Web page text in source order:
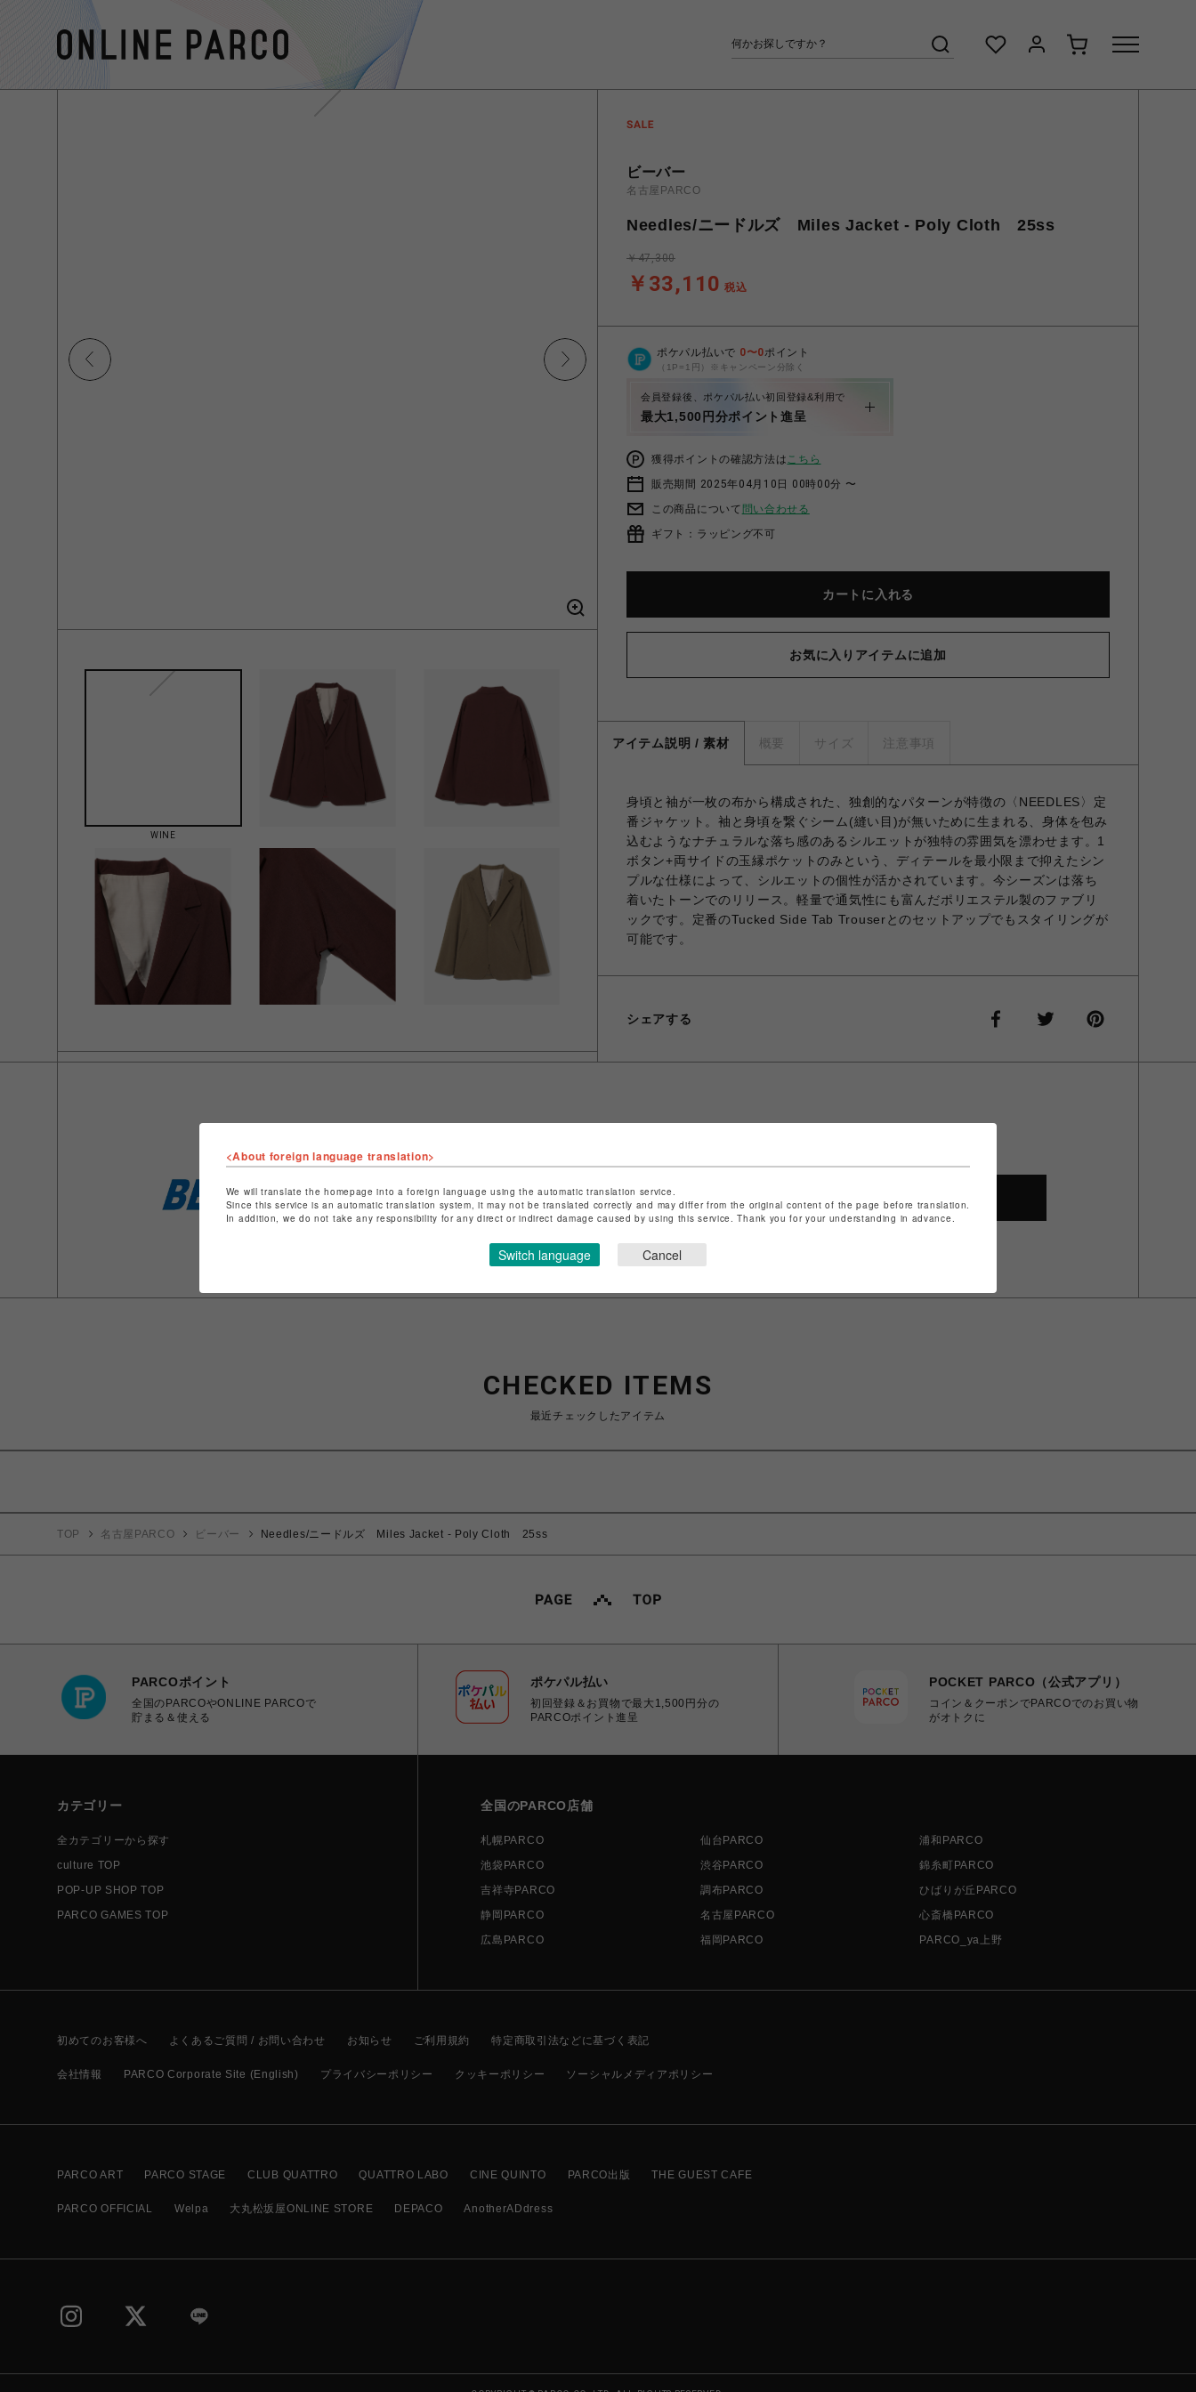
WINE
ビーバー
名古屋PARCO
Needles/ニードルズ Miles Jacket - Poly Cloth 25ss
￥33,110 税込
￥47,300
ポケパル払いで 0〜0ポイント
（1P=1円）※キャンペーン分除く
会員登録後、ポケパル払い初回登録&利用で
最大1,500円分ポイント進呈
獲得ポイントの確認方法はこちら
販売期間 2025年04月10日 00時00分 〜
この商品について 問い合わせる
ギフト：ラッピング不可
カートに入れる
お気に入りアイテムに追加
アイテム説明 / 素材 概要 サイズ 注意事項
身頃と袖が一枚の布から構成された、独創的なパターンが特徴の〈NEEDLES〉定
番ジャケット。袖と身頃を繋ぐシーム(縫い目)が無いために生まれる、身体を包み
込むようなナチュラルな落ち感のあるシルエットが独特の雰囲気を漂わせます。1
ボタン+両サイドの玉縁ポケットのみという、ディテールを最小限まで抑えたシン
プルな仕様によって、シルエットの個性が活かされています。今シーズンは落ち
着いたトーンでのリリース。軽量で通気性にも富んだポリエステル製のファブリ
ックです。定番のTucked Side Tab Trouserとのセットアップでもスタイリングが
可能です。
シェアする
ショップ名
特定商取引法など法令に基づく表記はこちら
CHECKED ITEMS
最近チェックしたアイテム
TOP 名古屋PARCO ビーバー Needles/ニードルズ Miles Jacket - Poly Cloth 25ss
PARCOポイント
全国のPARCOやONLINE PARCOで
貯まる＆使える
ポケパル払い
初回登録＆お買物で最大1,500円分の
PARCOポイント進呈
POCKET PARCO（公式アプリ）
コイン＆クーポンでPARCOでのお買い物
がオトクに
カテゴリー
全カテゴリーから探す
culture TOP
POP-UP SHOP TOP
PARCO GAMES TOP
全国のPARCO店舗
札幌PARCO 仙台PARCO
浦和PARCO
池袋PARCO
渋谷PARCO
錦糸町PARCO
吉祥寺PARCO
調布PARCO
ひばりが丘PARCO
静岡PARCO
名古屋PARCO
心斎橋PARCO
広島PARCO
福岡PARCO PARCO_ya上野
初めてのお客様へ よくあるご質問 / お問い合わせ お知らせ ご利用規約 特定商取引法などに基づく表記
会社情報 PARCO Corporate Site (English) プライバシーポリシー クッキーポリシー ソーシャルメディアポリシー
PARCO ART PARCO STAGE CLUB QUATTRO QUATTRO LABO CINE QUINTO PARCO出版 THE GUEST CAFE
PARCO OFFICIAL Welpa 大丸松坂屋ONLINE STORE DEPACO AnotherADdress
<About foreign language translation>
We will translate the homepage into a foreign language using the automatic translation service.
Since this service is an automatic translation system, it may not be translated correctly and may differ from the original content of the page before translation.
In addition, we do not take any responsibility for any direct or indirect damage caused by using this service. Thank you for your understanding in advance.
Switch language Cancel